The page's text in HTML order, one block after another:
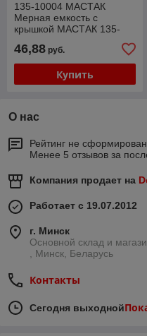
135-10004 МАСТАК
Мерная емкость с
крышкой МАСТАК 135-
46,88 руб.
Купить
О нас
Рейтинг не сформирован
Менее 5 отзывов за
Компания продает на
Работает с 19.07.2012
г. Минск
Основной склад и
, Минск, Беларусь
Контакты
Сегодня выходной